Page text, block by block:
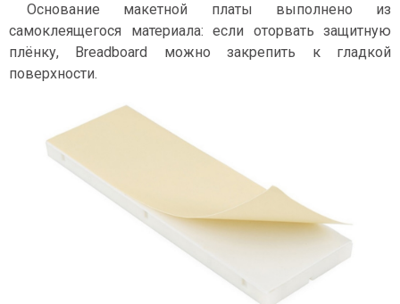
Основание макетной платы выполнено из
самоклеящегося материала: если оторвать защитную
плёнку, Breadboard можно закрепить к гладкой
поверхности.